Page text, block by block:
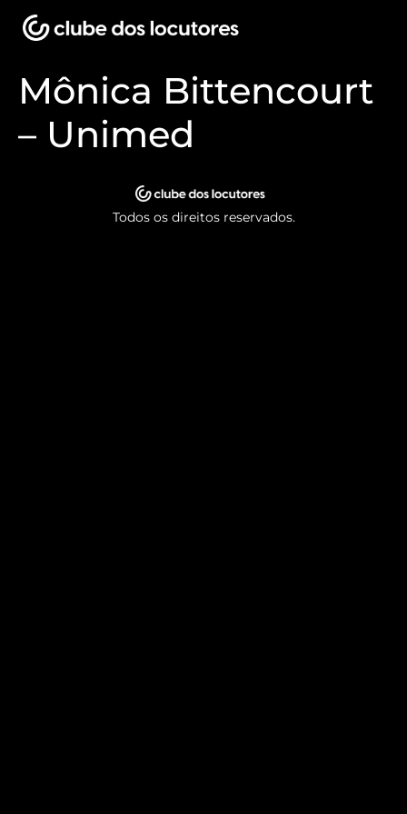
Mônica Bittencourt
– Unimed
Todos os direitos reservados.